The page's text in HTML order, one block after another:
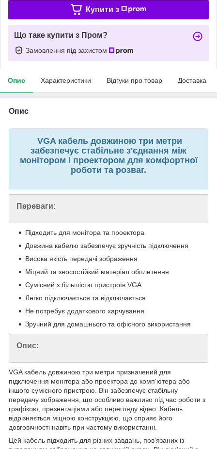
Купити з
Що таке купити з Пром?
Замовлення під захистом
Опис Характеристики Відгуки про товар Доставка
Опис
VGA кабель довжиною три метри
забезпечує стабільне з'єднання між
монітором і проектором для комфортної
роботи та розваг.
Переваги:
Підходить для монітора та проектора
Довжина кабелю забезпечує зручність підключення
Висока якість передачі зображення
Міцний та зносостійкий матеріал обплетення
Сумісний з більшістю пристроїв VGA
Легко підключається та відключається
Не потребує додаткового харчування
Зручний для домашнього та офісного використання
Опис:
VGA кабель довжиною три метри призначений для
підключення монітора або проектора до комп'ютера або
іншого сумісного пристрою. Він забезпечує стабільну
передачу зображення, що особливо важливо під час роботи з
графікою, презентаціями або перегляду відео. Кабель
відрізняється міцною конструкцією, що сприяє його
довговічності навіть при частому використанні.
Цей кабель підходить для різних завдань, пов'язаних із